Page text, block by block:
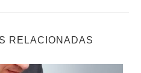
RELACIONADAS